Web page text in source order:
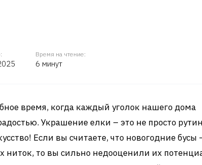
Время на чтение:
6 минут
время, когда каждый уголок нашего дома
Украшение елки – это не просто
Если вы считаете, что новогодние бусы
ниток, то вы сильно недооценили их